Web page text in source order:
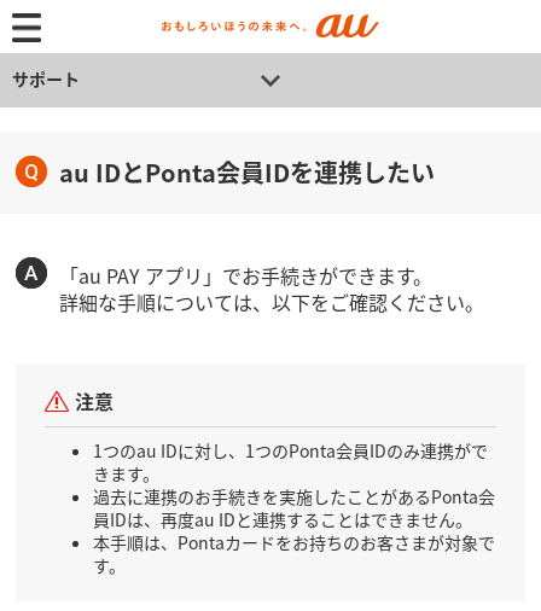
サポート
au IDとPonta会員IDを連携したい
「au PAY アプリ」でお手続きができます。
詳細な手順については、以下をご確認ください。
注意
1つのau IDに対し、1つのPonta会員IDのみ連携がで
きます。
過去に連携のお手続きを実施したことがあるPonta会
員IDは、再度au IDと連携することはできません。
本手順は、Pontaカードをお持ちのお客さまが対象で
す。